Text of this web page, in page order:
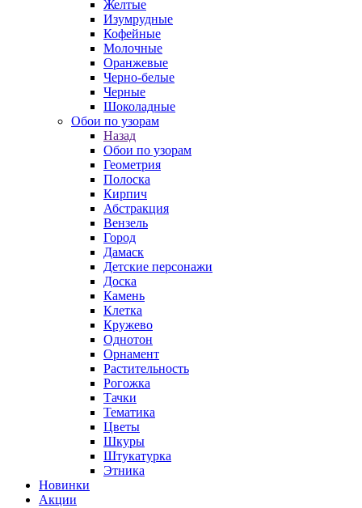
Желтые
Изумрудные
Кофейные
Молочные
Оранжевые
Черно-белые
Черные
Шоколадные
Обои по узорам
Назад
Обои по узорам
Геометрия
Полоска
Кирпич
Абстракция
Вензель
Город
Дамаск
Детские персонажи
Доска
Камень
Клетка
Кружево
Однотон
Орнамент
Растительность
Рогожка
Тачки
Тематика
Цветы
Шкуры
Штукатурка
Этника
Новинки
Акции